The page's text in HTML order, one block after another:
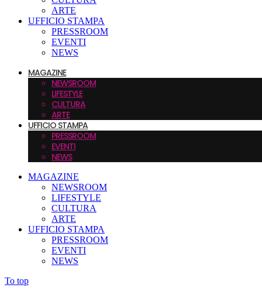
ARTE
UFFICIO STAMPA
PRESSROOM
EVENTI
NEWS
MAGAZINE
NEWSROOM
LIFESTYLE
CULTURA
ARTE
UFFICIO STAMPA
PRESSROOM
EVENTI
NEWS
MAGAZINE
NEWSROOM
LIFESTYLE
CULTURA
ARTE
UFFICIO STAMPA
PRESSROOM
EVENTI
NEWS
To top